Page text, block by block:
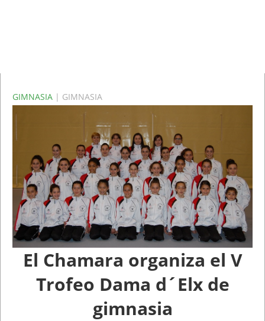
GIMNASIA | GIMNASIA
El Chamara organiza el V
Trofeo Dama d´Elx de
gimnasia